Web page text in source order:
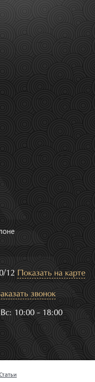
12 Показать на карте
звонок
10:00 - 18:00
Статьи